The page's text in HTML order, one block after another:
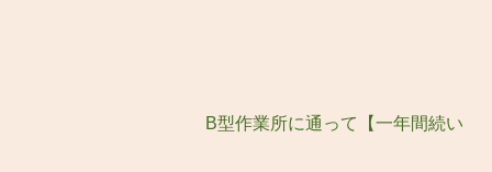
B型作業所に通って【一年間続い